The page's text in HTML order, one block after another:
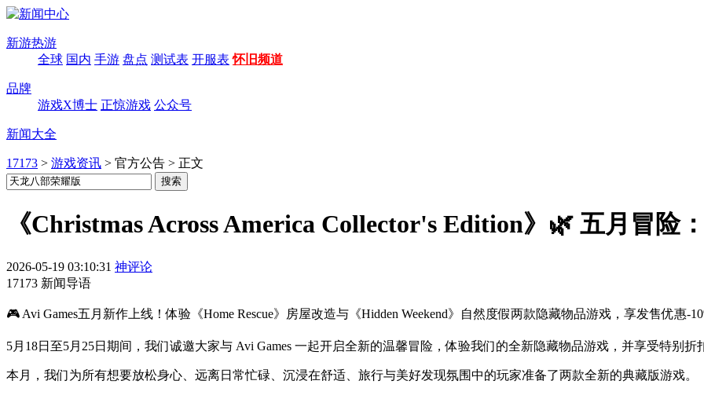
新游热游
全球 国内 手游 盘点 测试表 开服表 怀旧频道
品牌
游戏X博士 正惊游戏 公众号
新闻大全
17173 > 游戏资讯 > 官方公告 > 正文
《Christmas Across America Collector's Edition》🌿 五月冒险
2026-05-19 03:10:31 神评论
17173 新闻导语
🎮 Avi Games五月新作上线！体验《Home Rescue》房屋改造与《Hidden Weekend》自然度假两款隐藏物品游戏，享发售优惠-
5月18日至5月25日期间，我们诚邀大家与 Avi Games 一起开启全新的温馨冒险，体验我们的全新隐藏物品游戏，并享受特别折
本月，我们为所有想要放松身心、远离日常忙碌、沉浸在舒适、旅行与美好发现氛围中的玩家准备了两款全新的典藏版游戏。